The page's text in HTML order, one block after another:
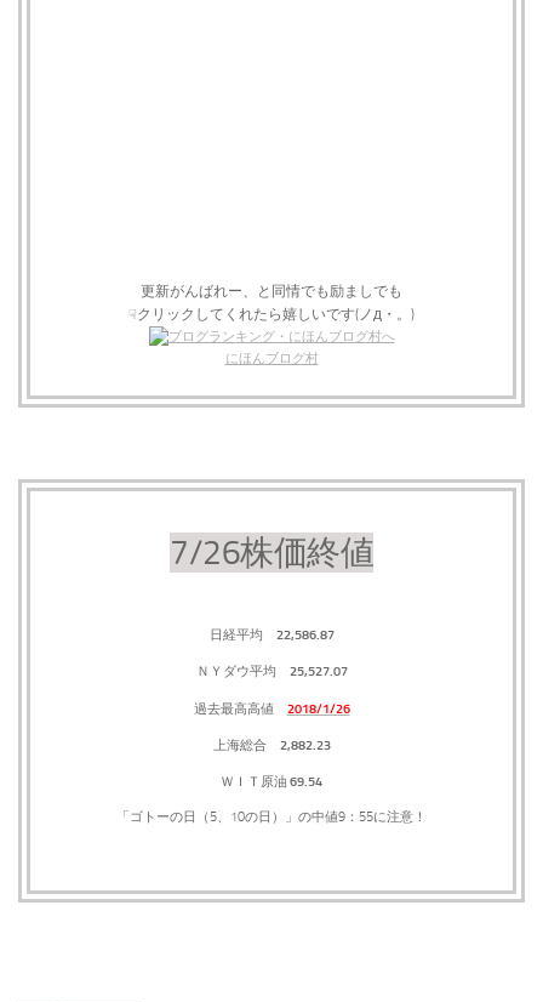
更新がんばれー、と同情でも励ましでも
☟クリックしてくれたら嬉しいです(ノд・。)
にほんブログ村
7/26株価終値
日経平均 22,586.87
ＮＹダウ平均 25,527.07
過去最高高値 2018/1/26
上海総合 2,882.23
ＷＩＴ原油 69.54
「ゴトーの日（5、10の日）」の中値9：55に注意！